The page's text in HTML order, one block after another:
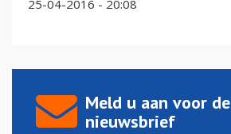
25-04-2016 - 20:08
Meld u aan voor de
nieuwsbrief